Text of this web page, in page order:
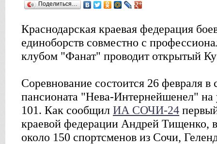
Поделиться…
Краснодарская краевая федерация
единоборств совместно с
клубом "Фанат" проводит открытый
Соревнование состоится 26 февраля в
пансионата "Нева-Интернейшенел"
101. Как сообщил ИА СОЧИ-24
краевой федерации Андрей Тищенко,
около 150 спортсменов из Сочи,